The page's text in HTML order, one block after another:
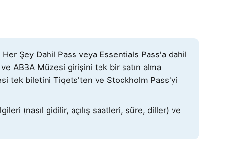
Şey Dahil Pass veya Essentials Pass'a dahil
ABBA Müzesi girişini tek bir satın alma
tek biletini Tiqets'ten ve Stockholm Pass'yi
(nasıl gidilir, açılış saatleri, süre, diller) ve